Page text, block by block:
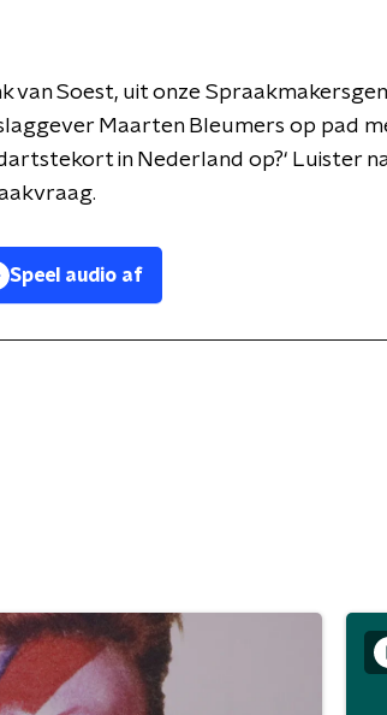
van Soest, uit onze
Maarten Bleumers op pad
in Nederland op?‘ Luister
Speel audio af